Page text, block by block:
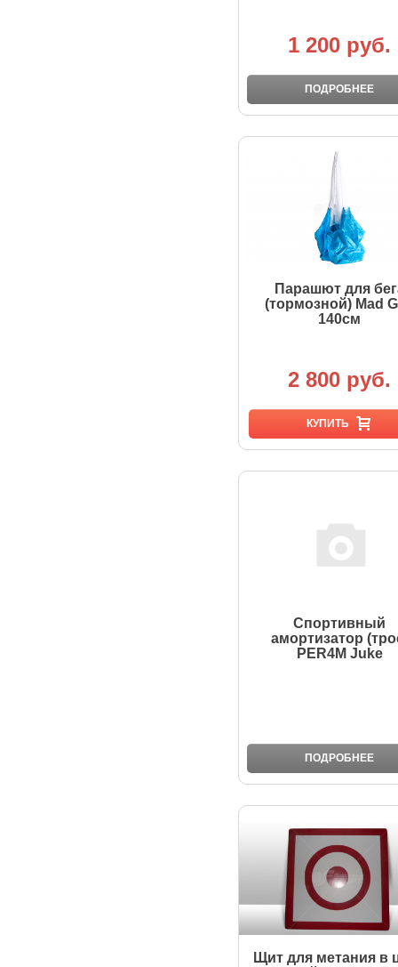
1 200 руб.
ПОДРОБНЕЕ
Парашют для
(тормозной) Mad
140см
2 800 руб.
КУПИТЬ
Спортивный
амортизатор
PER4M Juke
ПОДРОБНЕЕ
Щит для метания в